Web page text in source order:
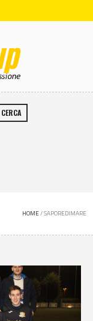
CERCA
HOME/SAPOREDIMARE